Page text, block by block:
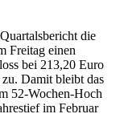
die
Freitag einen
bei 213,20 Euro
Damit bleibt das
52-Wochen-Hoch
im Februar